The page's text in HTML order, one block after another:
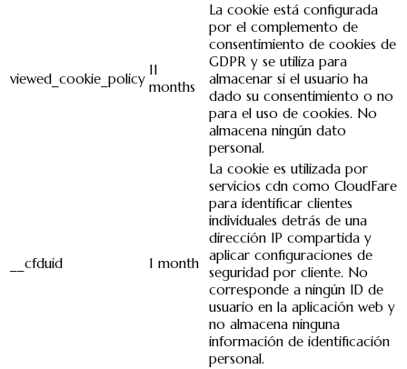
viewed_cookie_policy
11
months
La cookie está configurada
por el complemento de
consentimiento de cookies de
GDPR y se utiliza para
almacenar si el usuario ha
dado su consentimiento o no
para el uso de cookies. No
almacena ningún dato
personal.
__cfduid 1 month
La cookie es utilizada por
servicios cdn como CloudFare
para identificar clientes
individuales detrás de una
dirección IP compartida y
aplicar configuraciones de
seguridad por cliente. No
corresponde a ningún ID de
usuario en la aplicación web y
no almacena ninguna
información de identificación
personal.